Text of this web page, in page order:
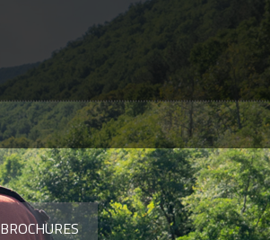
BROCHURES